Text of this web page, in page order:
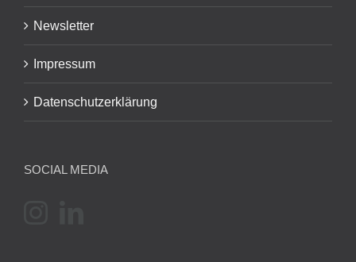
Newsletter
Impressum
Datenschutzerklärung
SOCIAL MEDIA